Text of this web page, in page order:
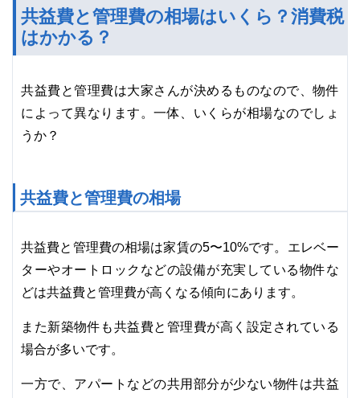
共益費と管理費の相場はいくら？消費税
はかかる？
共益費と管理費は大家さんが決めるものなので、物件
によって異なります。一体、いくらが相場なのでしょ
うか？
共益費と管理費の相場
共益費と管理費の相場は家賃の5〜10%です。エレベー
ターやオートロックなどの設備が充実している物件な
どは共益費と管理費が高くなる傾向にあります。
また新築物件も共益費と管理費が高く設定されている
場合が多いです。
一方で、アパートなどの共用部分が少ない物件は共益